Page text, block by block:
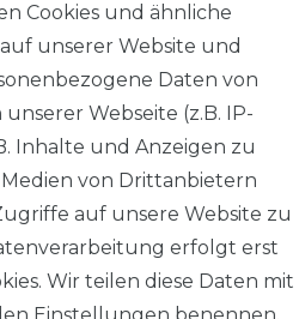
Cookies und ähnliche
unserer Website und
Daten von
Webseite (z.B. IP-
Inhalte und Anzeigen zu
Medien von Drittanbietern
auf unsere Website zu
erfolgt erst
Wir teilen diese Daten mit